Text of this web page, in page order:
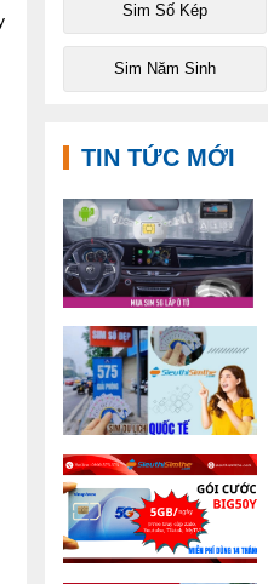
Sim Số Kép
Sim Năm Sinh
TIN TỨC MỚI